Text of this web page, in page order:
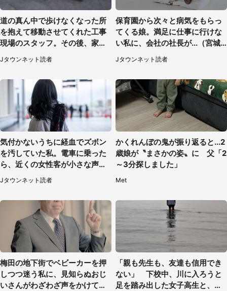
道の真ん中で歩けなくなった所
を抱えて移動させてくれた工事
現場のスタッフ。その後、家ま
で私を送ると（大阪府・40代女
性）
Jタウンネット読者
保育園から次々と病気をもらっ
てくる娘。満足に仕事に行けな
い私に、会社の社長が...（宮城
県・30代女性）
Jタウンネット読者
気付かないうちに経血でズボン
を汚していた私。電車に乗った
ら、近くの女性客が小さな声で
（千葉県・10代女性）
Jタウンネット読者
かくれんぼの鬼が振り返ると...2
歳娘が〝まさかの姿〟に 父「2
～3分探しました」
Met
梅田の地下街でベビーカーを押
しつつ迷う私に、見知らぬおじ
いさんがわざわざ声をかけてき
「親も先生も、友達も信用でき
ない」 下校中、川に入ろうと
足を踏み出した女子高生と、彼